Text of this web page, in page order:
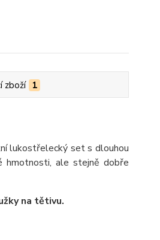
zboží 1
lukostřelecký set s dlouhou
hmotnosti, ale stejně dobře
na tětivu.